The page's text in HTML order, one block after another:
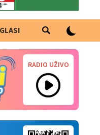
RADIO UŽIVO